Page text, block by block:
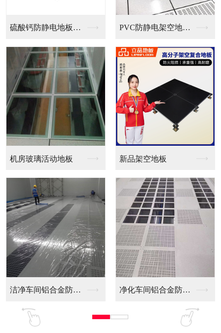
新品架空地板
全钢无边防静电地板
全铝防静电地板